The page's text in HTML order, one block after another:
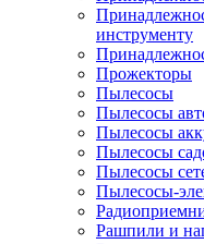
инструменту
Прожекторы
Пылесосы
Пылесосы
Пылесосы
Пылесосы
Пылесосы
Пылесосы-
Рашпили и